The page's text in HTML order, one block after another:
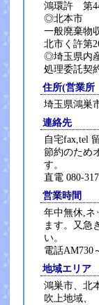
鴻環許 第
◎北本市
一般廃棄物
北市く許第
◎埼玉県内
処理委託契
住所(営業
埼玉県鴻巣
連絡先
自宅fax,tel
節約のため
す。
直電 080-
営業時間
年中無休,
ます。又急
い。
電話
地域エリア
鴻巣市、北
吹上地域、